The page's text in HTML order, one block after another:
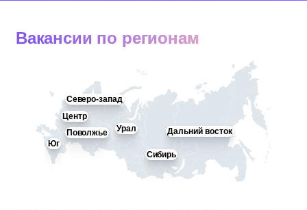
Вакансии по регионам
Северо-запад
Центр
Урал
Дальний восток
Поволжье
Юг
Сибирь